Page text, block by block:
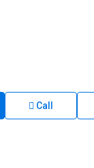
Call